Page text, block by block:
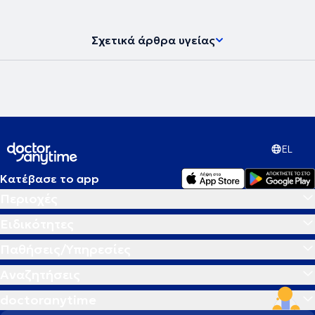
Σχετικά άρθρα υγείας
EL
Κατέβασε το app